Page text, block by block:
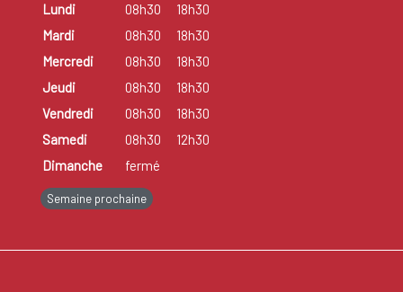
Lundi 08h30
18h30
Mardi
08h30
18h30
Mercredi
08h30
18h30
Jeudi
08h30
18h30
Vendredi
08h30
18h30
Samedi
08h30
12h30
Dimanche
fermé
Semaine prochaine